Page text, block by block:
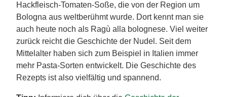
Hackfleisch-Tomaten-Soße, die von der Region um
Bologna aus weltberühmt wurde. Dort kennt man sie
auch heute noch als Ragù alla bolognese. Viel weiter
zurück reicht die Geschichte der Nudel. Seit dem
Mittelalter haben sich zum Beispiel in Italien immer
mehr Pasta-Sorten entwickelt. Die Geschichte des
Rezepts ist also vielfältig und spannend.